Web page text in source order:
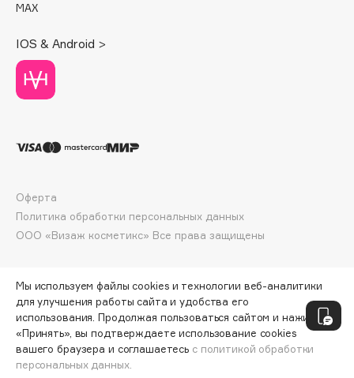
Davines
Deonica
Dessange
Dior
Divage
Dolomit
DP Daily Perfection
Dr. Vranjes Firenze
Dr.Althea
Dr.Jart+
DSD de Luxe
Dyson
ДОБАВИТЬ В КОРЗИНУ
MAX
IOS & Android >
ООО «Визаж косметикс» Все права защищены
Оферта
Политика обработки персональных данных
Мы используем файлы cookies и технологии веб-аналитики
для улучшения работы сайта и удобства его
использования. Продолжая пользоваться сайтом и нажимая
«Принять», вы подтверждаете использование cookies
вашего браузера и соглашаетесь с политикой обработки
персональных данных.